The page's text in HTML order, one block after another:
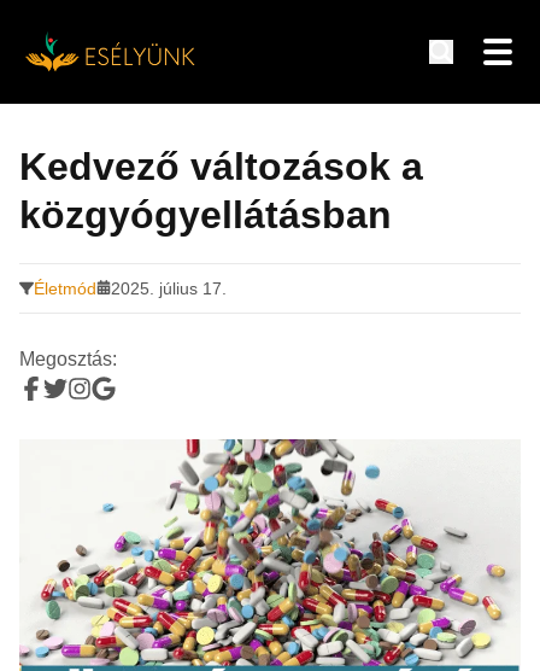
tartalomra
Kedvező változások a
közgyógyellátásban
Életmód 2025. július 17.
Megosztás: